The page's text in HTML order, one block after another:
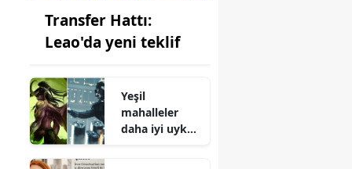
Transfer Hattı:
Leao'da yeni teklif
Yeşil
mahalleler
daha iyi uyku